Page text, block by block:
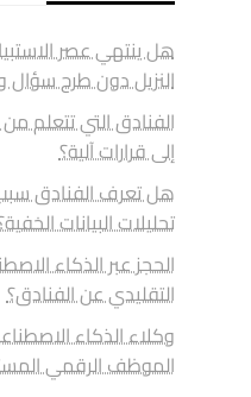
هل ينتهي عصر
النزيل دون طرح سؤال
الفنادق التي تتعلم
إلى قرارات آلية؟
هل تعرف الفنادق
تحليلات البيانات
الحجز عبر الذكاء
التقليدي عن الفنادق؟
وكلاء الذكاء
الموظف الرقمي